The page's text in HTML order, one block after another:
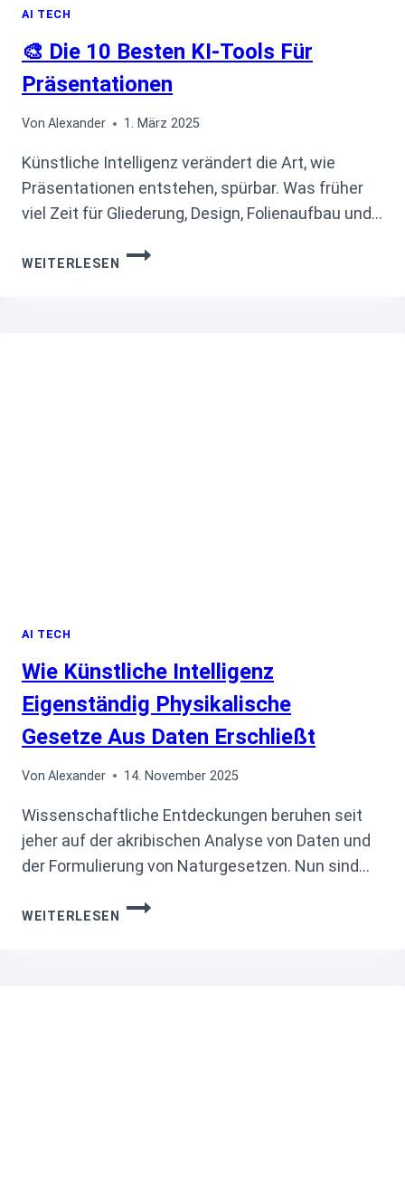
AI TECH
🎨 Die 10 Besten KI-Tools Für
Präsentationen
Von Alexander 1. März 2025
Künstliche Intelligenz verändert die Art, wie
Präsentationen entstehen, spürbar. Was früher
viel Zeit für Gliederung, Design, Folienaufbau und…
WEITERLESEN
🎨
AI TECH
Wie Künstliche Intelligenz
Eigenständig Physikalische
Gesetze Aus Daten Erschließt
Von Alexander 14. November 2025
Wissenschaftliche Entdeckungen beruhen seit
jeher auf der akribischen Analyse von Daten und
der Formulierung von Naturgesetzen. Nun sind…
WEITERLESEN
WIE KÜNSTLICHE